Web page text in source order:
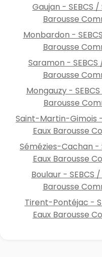
Gaujan - SEBCS
Barousse
Monbardon -
Barousse
Saramon - SEBCS
Barousse
Mongauzy -
Barousse
Saint-Martin-Gimois -
Eaux Barousse
Sémézies-Cachan -
Eaux Barousse
Boulaur - SEBCS
Barousse
Tirent-Pontéjac -
Eaux Barousse